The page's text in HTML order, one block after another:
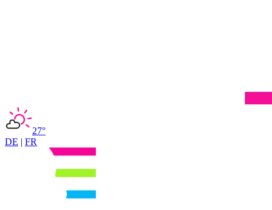
27°
DE | FR